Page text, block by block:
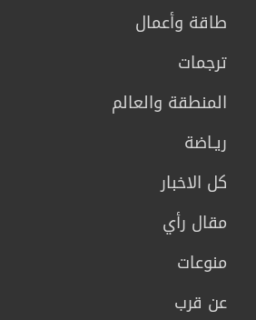
طاقة وأعمال
ترجمات
المنطقة والعالم
ريـاضة
كل الاخبار
مقال رأي
منوعات
عن قرب